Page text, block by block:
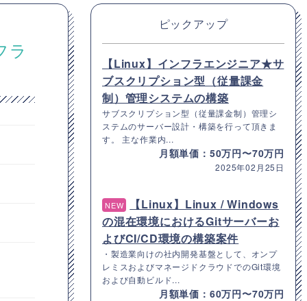
ラ
ピックアップ
【Linux】インフラエンジニア★サ
ブスクリプション型（従量課金
制）管理システムの構築
サブスクリプション型（従量課金制）管理シ
ステムのサーバー設計・構築を行って頂きま
す。 主な作業内...
月額単価：50万円〜70万円
2025年02月25日
NEW
【Linux】Linux / Windows
の混在環境におけるGitサーバーお
よびCI/CD環境の構築案件
・製造業向けの社内開発基盤として、オンプ
レミスおよびマネージドクラウドでのGit環境
および自動ビルド...
月額単価：60万円〜70万円